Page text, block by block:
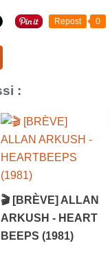
Repost 0
:
🎬 [BRÈVE] ALLAN
ARKUSH - HEART
BEEPS (1981)